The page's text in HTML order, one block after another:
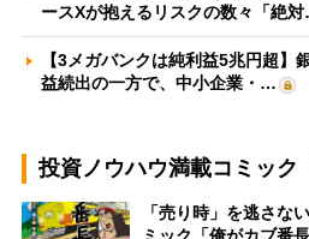
ースXが抱えるリスクの数々「絶
【3メガバンクは純利益5兆円超】
益続出の一方で、中小企業・…
投資ノウハウ満載コミック
「売り時」を逃さ
ミック「俺がカブ番